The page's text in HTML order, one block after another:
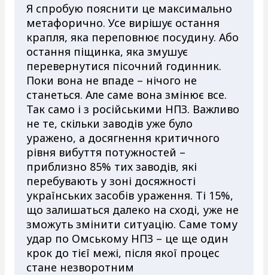
Я спробую пояснити це максимально
метафорично. Усе вирішує остання
крапля, яка переповнює посудину. Або
остання піщинка, яка змушує
перевернутися пісочний годинник.
Поки вона не впаде – нічого не
станеться. Але саме вона змінює все.
Так само і з російськими НПЗ. Важливо
не те, скільки заводів уже було
уражено, а досягнення критичного
рівня вибуття потужностей –
приблизно 85% тих заводів, які
перебувають у зоні досяжності
українських засобів ураження. Ті 15%,
що залишаться далеко на сході, уже не
зможуть змінити ситуацію. Саме тому
удар по Омському НПЗ – це ще один
крок до тієї межі, після якої процес
стане незворотним